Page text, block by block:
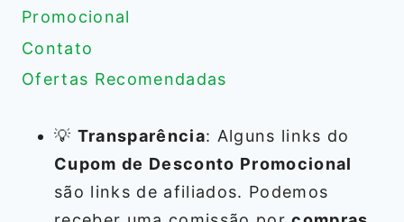
Promocional
Contato
Ofertas Recomendadas
💡 Transparência: Alguns links do
Cupom de Desconto Promocional
são links de afiliados. Podemos